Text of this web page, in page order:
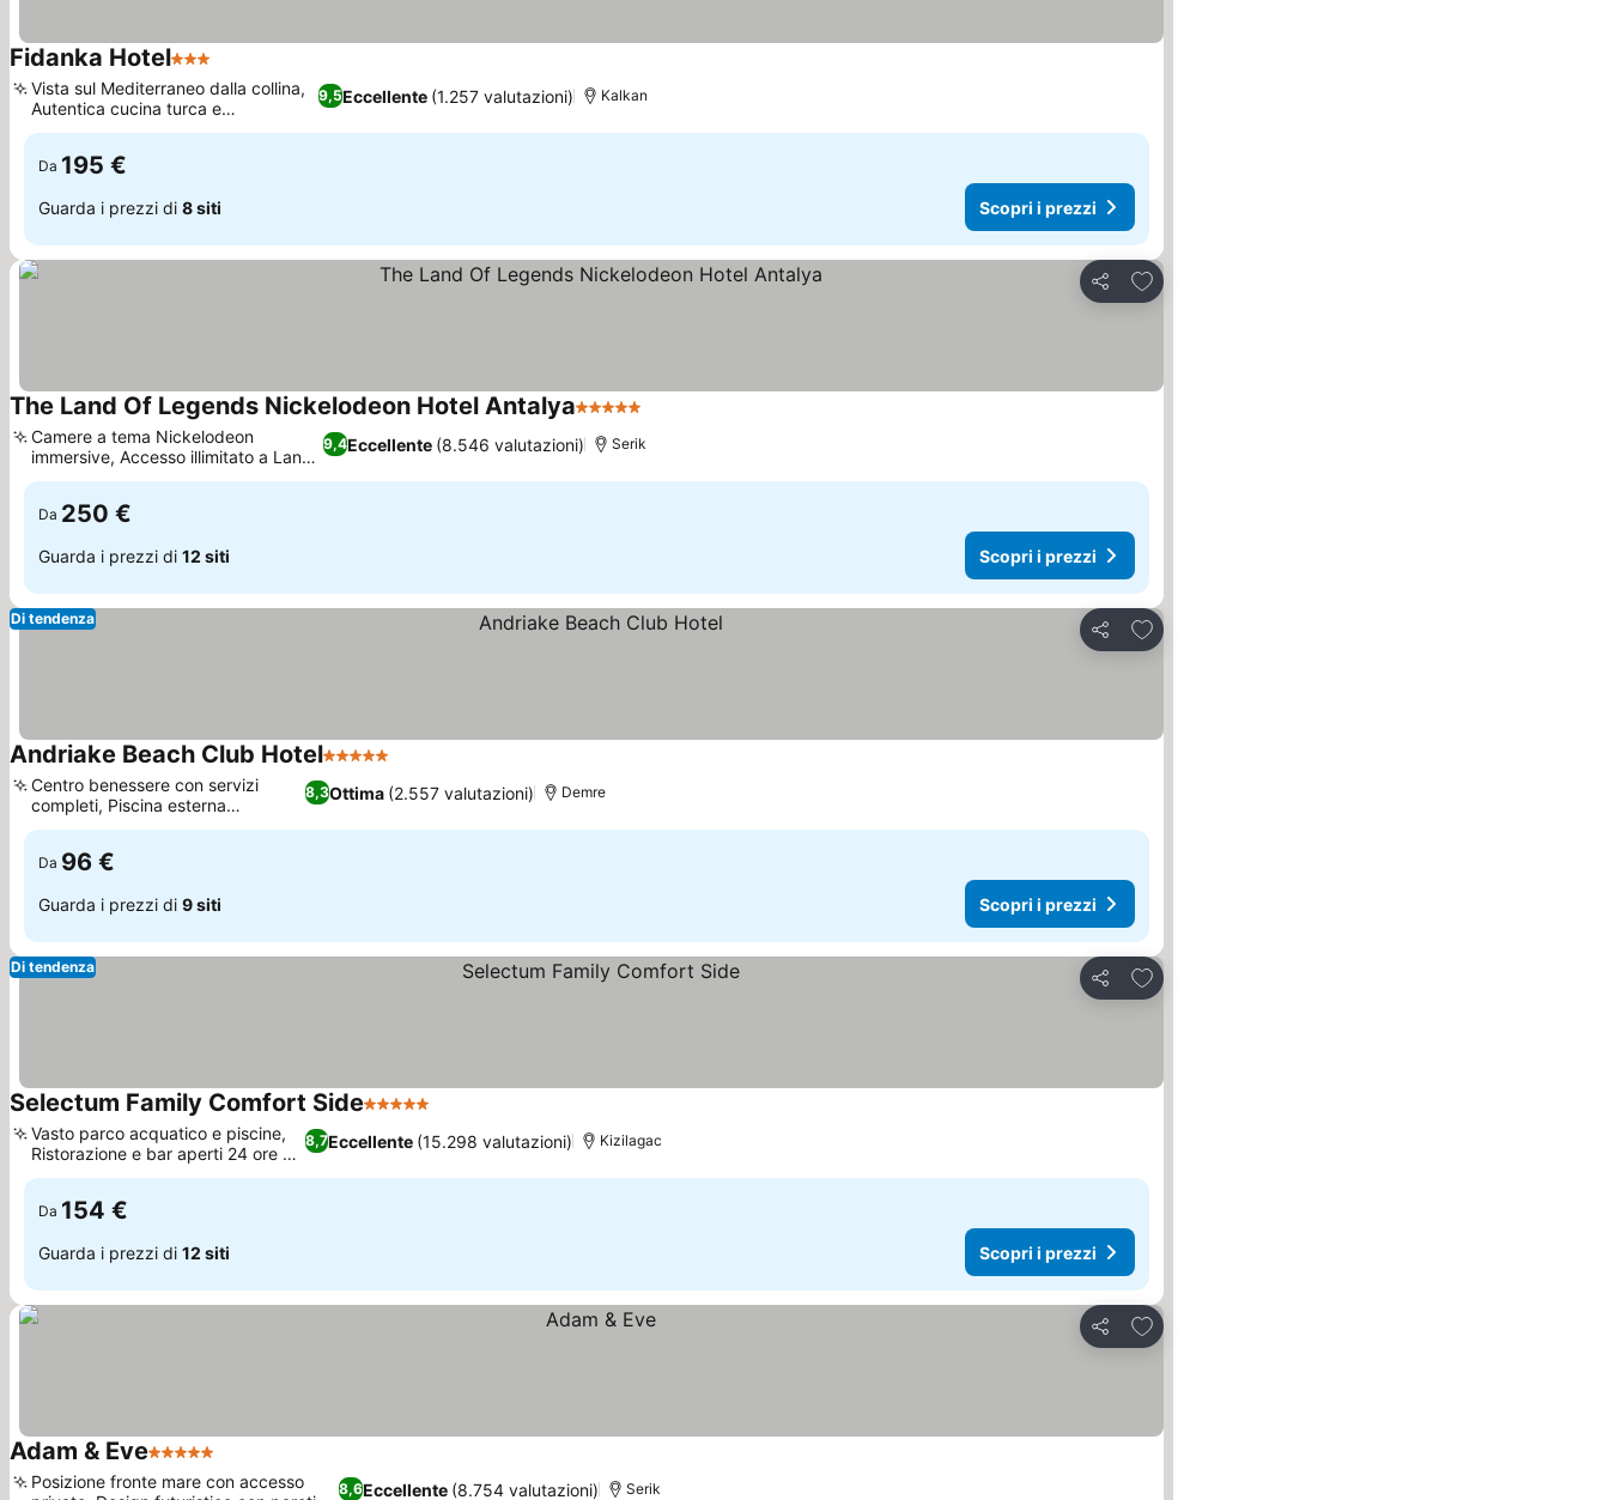
Fidanka Hotel3 Stelle
9,5Eccellente (1.257 valutazioni)
Vista sul Mediterraneo dalla collina,
Autentica cucina turca e
internazionale
Kalkan
Da 195 €
Guarda i prezzi di 8 siti Scopri i prezzi
Condividi
Aggiungi ai preferiti
The Land Of Legends Nickelodeon Hotel Antalya5 Stelle
9,4Eccellente (8.546 valutazioni)
Camere a tema Nickelodeon
immersive, Accesso illimitato a Land
of Legends
Serik
Da 250 €
Guarda i prezzi di 12 siti Scopri i prezzi
Condividi
Aggiungi ai preferiti
Di tendenza
Andriake Beach Club Hotel5 Stelle
8,3Ottima (2.557 valutazioni)
Centro benessere con servizi
completi, Piscina esterna
olimpionica
Demre
Da 96 €
Guarda i prezzi di 9 siti Scopri i prezzi
Condividi
Aggiungi ai preferiti
Di tendenza
Selectum Family Comfort Side5 Stelle
8,7Eccellente (15.298 valutazioni)
Vasto parco acquatico e piscine,
Ristorazione e bar aperti 24 ore su
24
Kizilagac
Da 154 €
Guarda i prezzi di 12 siti Scopri i prezzi
Condividi
Aggiungi ai preferiti
Adam & Eve5 Stelle
8,6Eccellente (8.754 valutazioni)
Posizione fronte mare con accesso
Serik